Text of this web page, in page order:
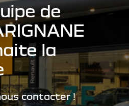
de
la
contacter !